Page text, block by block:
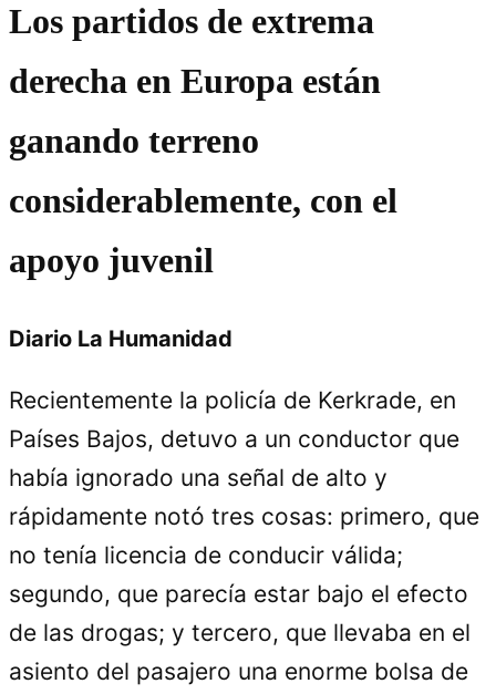
Los partidos de extrema
derecha en Europa están
ganando terreno
considerablemente, con el
apoyo juvenil
Diario La Humanidad
Recientemente la policía de Kerkrade, en
Países Bajos, detuvo a un conductor que
había ignorado una señal de alto y
rápidamente notó tres cosas: primero, que
no tenía licencia de conducir válida;
segundo, que parecía estar bajo el efecto
de las drogas; y tercero, que llevaba en el
asiento del pasajero una enorme bolsa de